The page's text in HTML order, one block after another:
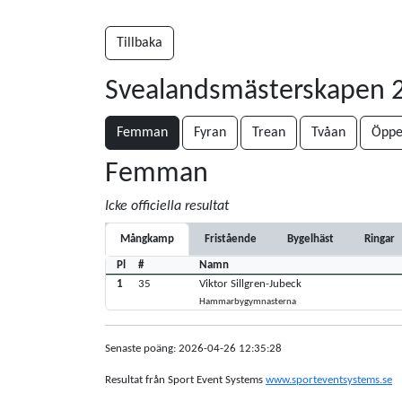
Tillbaka
Svealandsmästerskapen
Femman Fyran Trean Tvåan
Femman
Icke officiella resultat
Mångkamp Fristående Bygelhäst Ringar
Pl #
Namn
1
35 Viktor Sillgren-Jubeck
Hammarbygymnasterna
Senaste poäng: 2026-04-26 12:35:28
Resultat från Sport Event Systems www.sporteventsystems.se